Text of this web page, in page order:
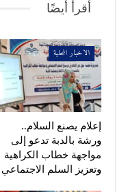
أقرأ أيضًا
الاخبار المحلية
إعلام يصنع السلام..
ورشة بالدبة تدعو إلى
مواجهة خطاب الكراهية
وتعزيز السلم الاجتماعي